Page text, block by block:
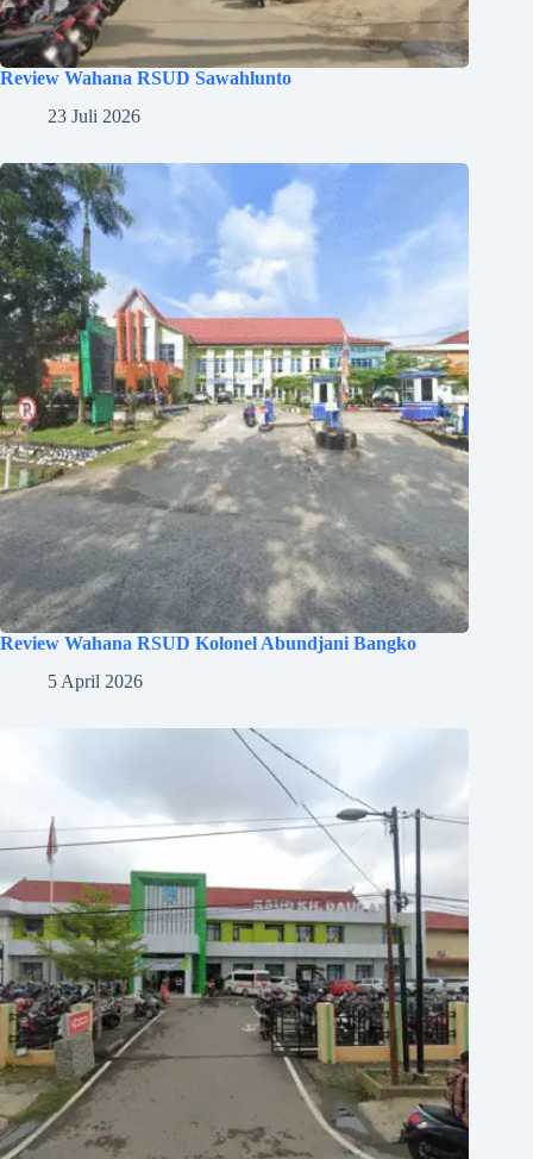
Review Wahana RSUD Sawahlunto
23 Juli 2026
Review Wahana RSUD Kolonel Abundjani Bangko
5 April 2026